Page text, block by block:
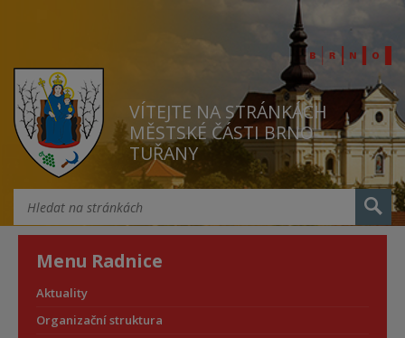
VÍTEJTE NA STRÁNKÁCH
MĚSTSKÉ ČÁSTI BRNO
TUŘANY
Menu Radnice
Aktuality
Organizační struktura